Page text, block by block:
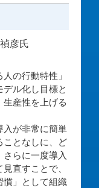
彦氏
の行動特性」
ル化し目標と
産性を上げる
入が非常に簡単
ことなしに、ど
らに一度導入
直すことで、
慣」として組織